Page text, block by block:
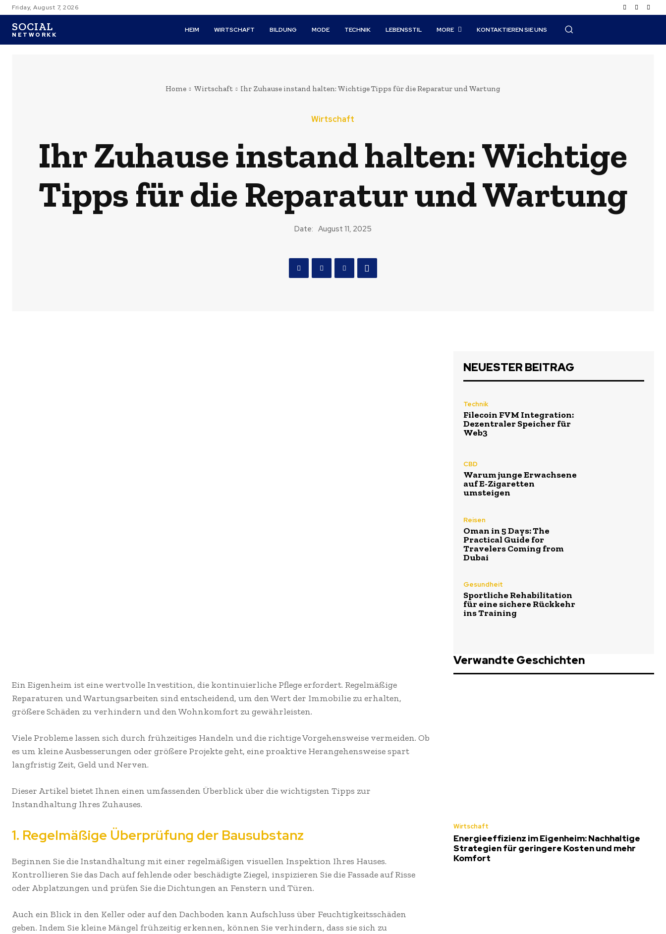
Friday, August 7, 2026
SOCIAL
NETWORKK
HEIM WIRTSCHAFT BILDUNG MODE TECHNIK LEBENSSTIL MORE KONTAKTIEREN SIE UNS
Home Wirtschaft Ihr Zuhause instand halten: Wichtige Tipps für die Reparatur und Wartung
Wirtschaft
Ihr Zuhause instand halten: Wichtige
Tipps für die Reparatur und Wartung
Date: August 11, 2025
Ein Eigenheim ist eine wertvolle Investition, die kontinuierliche Pflege erfordert. Regelmäßige
Reparaturen und Wartungsarbeiten sind entscheidend, um den Wert der Immobilie zu erhalten,
größere Schäden zu verhindern und den Wohnkomfort zu gewährleisten.
Viele Probleme lassen sich durch frühzeitiges Handeln und die richtige Vorgehensweise vermeiden. Ob
es um kleine Ausbesserungen oder größere Projekte geht, eine proaktive Herangehensweise spart
langfristig Zeit, Geld und Nerven.
Dieser Artikel bietet Ihnen einen umfassenden Überblick über die wichtigsten Tipps zur
Instandhaltung Ihres Zuhauses.
1. Regelmäßige Überprüfung der Bausubstanz
Beginnen Sie die Instandhaltung mit einer regelmäßigen visuellen Inspektion Ihres Hauses.
Kontrollieren Sie das Dach auf fehlende oder beschädigte Ziegel, inspizieren Sie die Fassade auf Risse
oder Abplatzungen und prüfen Sie die Dichtungen an Fenstern und Türen.
Auch ein Blick in den Keller oder auf den Dachboden kann Aufschluss über Feuchtigkeitsschäden
geben. Indem Sie kleine Mängel frühzeitig erkennen, können Sie verhindern, dass sie sich zu
NEUESTER BEITRAG
Technik
Filecoin FVM Integration:
Dezentraler Speicher für
Web3
CBD
Warum junge Erwachsene
auf E-Zigaretten
umsteigen
Reisen
Oman in 5 Days: The
Practical Guide for
Travelers Coming from
Dubai
Gesundheit
Sportliche Rehabilitation
für eine sichere Rückkehr
ins Training
Verwandte Geschichten
Wirtschaft
Energieeffizienz im Eigenheim: Nachhaltige
Strategien für geringere Kosten und mehr
Komfort